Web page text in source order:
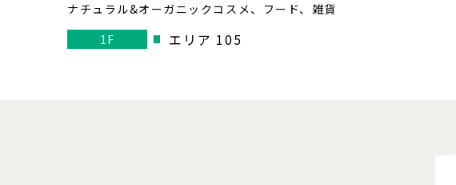
ナチュラル&オーガニックコスメ、フード、雑貨
1F
エリア 105